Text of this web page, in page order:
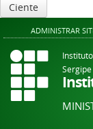
Ciente
ADMINISTRAR
Sergipe